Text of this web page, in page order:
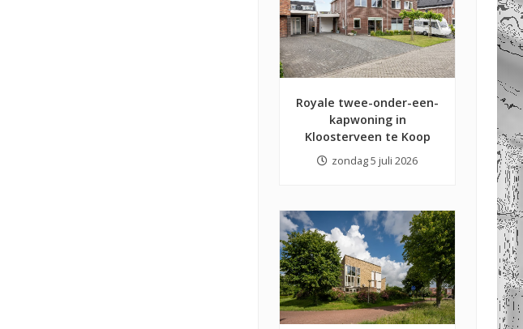
Royale twee-onder-een-
kapwoning in
Kloosterveen te Koop
zondag 5 juli 2026